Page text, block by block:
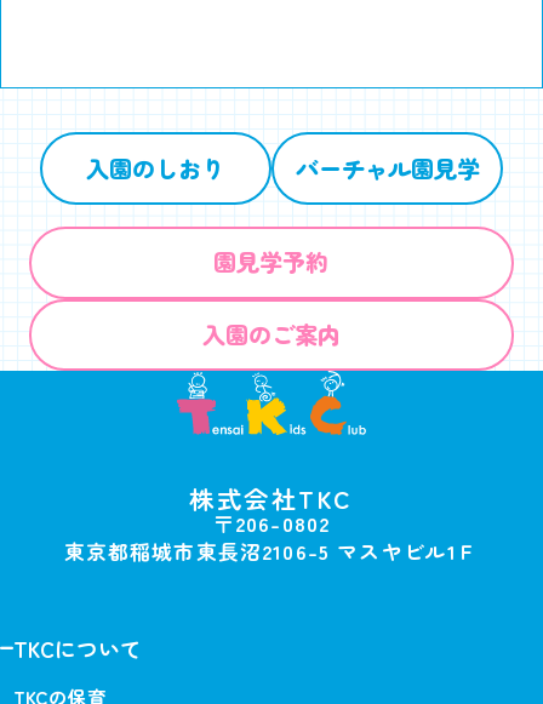
入園のしおり バーチャル園見学
園見学予約
入園のご案内
株式会社TKC
〒206-0802
東京都稲城市東長沼2106-5 マスヤビル1Ｆ
TKCについて
TKCの保育